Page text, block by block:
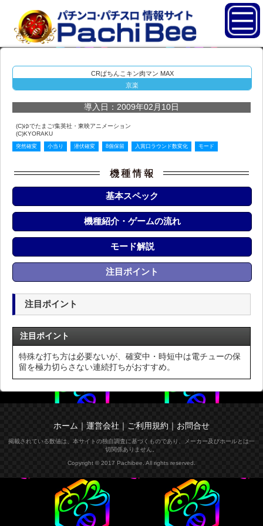
CRぱちんこキン肉マン MAX
京楽
導入日：2009年02月10日
(C)ゆでたまご/集英社・東映アニメーション
(C)KYORAKU
突然確変 小当り 潜伏確変 8個保留 入賞口ラウンド数変化 モード
基本スペック
機種紹介・ゲームの流れ
モード解説
注目ポイント
注目ポイント
注目ポイント
特殊な打ち方は必要ないが、確変中・時短中は電チューの保
留を極力切らさない連続打ちがおすすめ。
ホーム ｜ 運営会社 ｜ ご利用規約 ｜ お問合せ
掲載されている数値は、本サイトの独自調査に基づくものであり、メーカー及びホールとは一
切関係ありません。
Copyright © 2017 Pachibee. All rights reserved.